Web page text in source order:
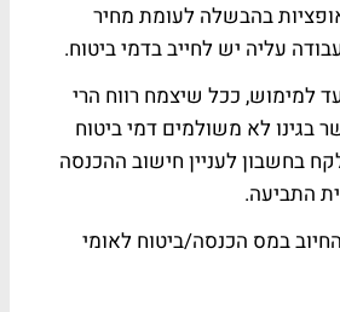
בהבשלה לעומת מחיר
עליה יש לחייב בדמי ביטוח.
למימוש, ככל שיצמח רווח הרי
בגינו לא משולמים דמי ביטוח
בחשבון לעניין חישוב ההכנסה
התביעה.
במס הכנסה/ביטוח לאומי